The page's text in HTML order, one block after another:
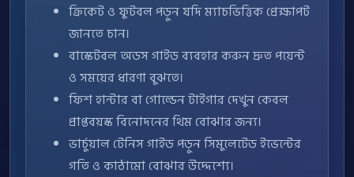
ক্রিকেট ও ফুটবল পড়ুন যদি ম্যাচভিত্তিক প্রেক্ষাপট
জানতে চান।
বাস্কেটবল অডস গাইড ব্যবহার করুন দ্রুত পয়েন্ট
ও সময়ের ধারণা বুঝতে।
ফিশ হান্টার বা গোল্ডেন টাইগার দেখুন কেবল
প্রাপ্তবয়স্ক বিনোদনের থিম বোঝার জন্য।
ভার্চুয়াল টেনিস গাইড পড়ুন সিমুলেটেড ইভেন্টের
গতি ও কাঠামো বোঝার উদ্দেশ্যে।